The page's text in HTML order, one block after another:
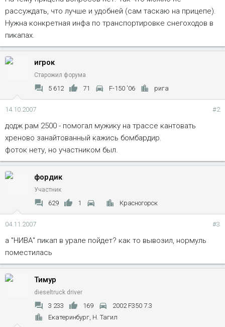
рассуждать, что лучше и удобней (сам таскаю на прицепе).
Нужна конкретная инфа по транспортировке снегоходов в
пикапах.
игрок
Старожил форума
5 612 71 F-150 '06 рига
14.10.2007 #2
додж рам 2500 - помогал мужику на трассе кантовать
хреново занайтованный кажись бомбардир.
фоток нету, но участником был.
фордик
Участник
629 1 Красногорск
04.11.2007 #3
а "НИВА" пикап в урале пойдет? как то вывозил, нормуль
поместилась
Тимур
dieseltruck driver
3 233 169
2002 F350 7.3
Екатеринбург, Н. Тагил